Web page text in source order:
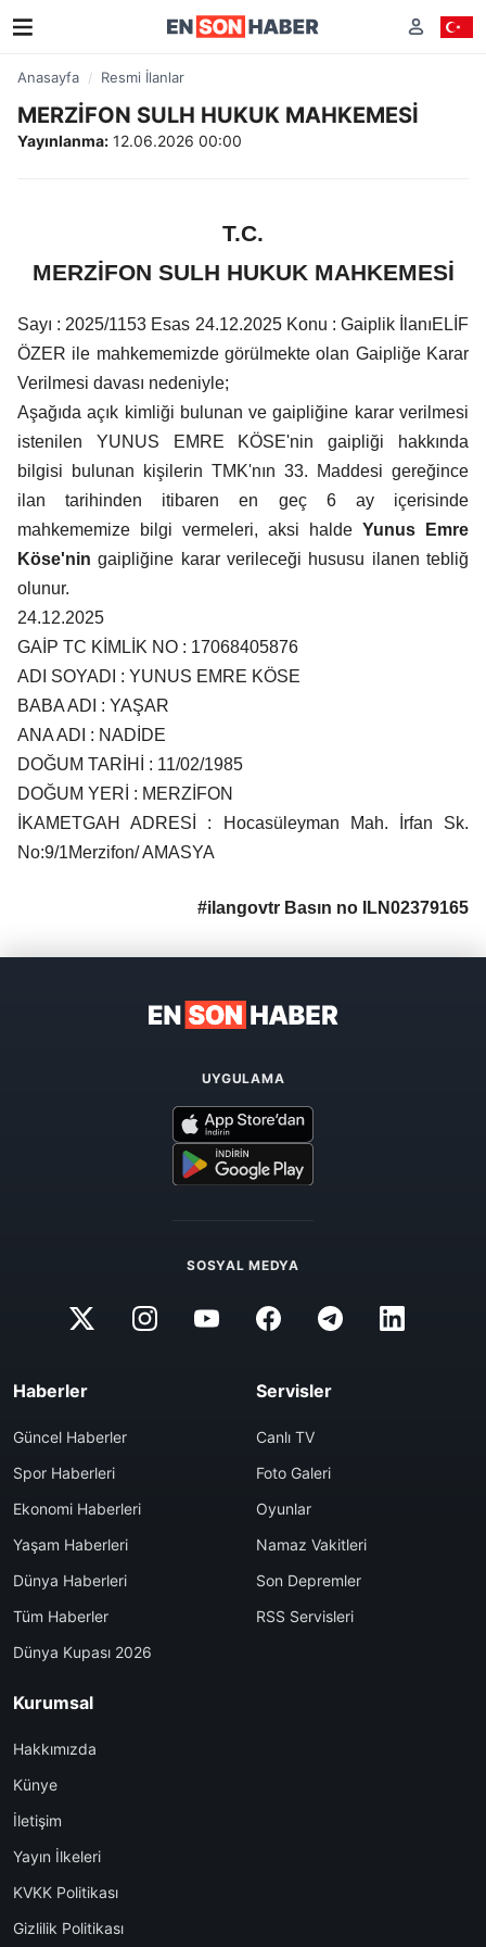
Anasayfa Resmi İlanlar
MERZİFON SULH HUKUK MAHKEMESİ
Yayınlanma: 12.06.2026 00:00
T.C.
MERZİFON SULH HUKUK MAHKEMESİ
Sayı : 2025/1153 Esas 24.12.2025 Konu : Gaiplik İlanıELİF
ÖZER ile mahkememizde görülmekte olan Gaipliğe Karar
Verilmesi davası nedeniyle;
Aşağıda açık kimliği bulunan ve gaipliğine karar verilmesi
istenilen YUNUS EMRE KÖSE'nin gaipliği hakkında
bilgisi bulunan kişilerin TMK'nın 33. Maddesi gereğince
ilan tarihinden itibaren en geç 6 ay içerisinde
mahkememize bilgi vermeleri, aksi halde Yunus Emre
Köse'nin gaipliğine karar verileceği hususu ilanen tebliğ
olunur.
24.12.2025
GAİP TC KİMLİK NO : 17068405876
ADI SOYADI : YUNUS EMRE KÖSE
BABA ADI : YAŞAR
ANA ADI : NADİDE
DOĞUM TARİHİ : 11/02/1985
DOĞUM YERİ : MERZİFON
İKAMETGAH ADRESİ : Hocasüleyman Mah. İrfan Sk.
No:9/1Merzifon/ AMASYA
#ilangovtr Basın no ILN02379165
UYGULAMA
SOSYAL MEDYA
Haberler
Güncel Haberler
Spor Haberleri
Ekonomi Haberleri
Yaşam Haberleri
Dünya Haberleri
Tüm Haberler
Dünya Kupası 2026
Servisler
Canlı TV
Foto Galeri
Oyunlar
Namaz Vakitleri
Son Depremler
RSS Servisleri
Kurumsal
Hakkımızda
Künye
İletişim
Yayın İlkeleri
KVKK Politikası
Gizlilik Politikası